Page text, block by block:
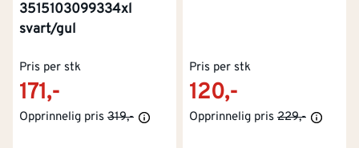
3515103099334xl
svart/gul
Pris per stk
171,-
Opprinnelig pris 319,-
Pris per stk
120,-
Opprinnelig pris 229,-